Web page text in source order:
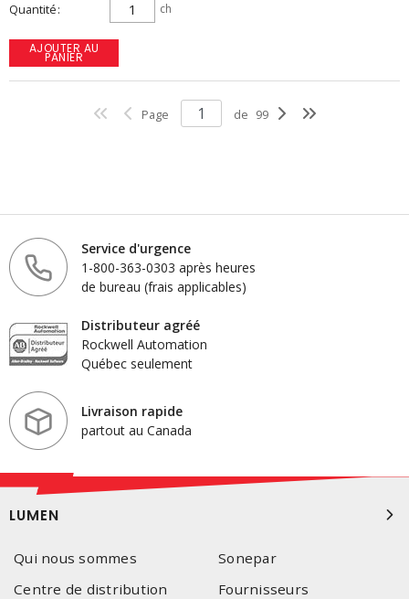
Quantité ch
AJOUTER AU
PANIER
Page de 99
Service d'urgence
1-800-363-0303 après heures
de bureau (frais applicables)
Distributeur agréé
Rockwell Automation
Québec seulement
Livraison rapide
partout au Canada
LUMEN
Qui nous sommes
Sonepar
Centre de distribution
Fournisseurs